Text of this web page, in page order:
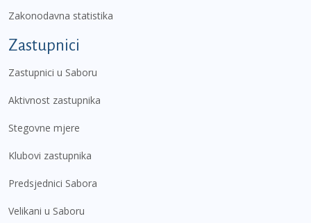
Zakonodavna statistika
Zastupnici
Zastupnici u Saboru
Aktivnost zastupnika
Stegovne mjere
Klubovi zastupnika
Predsjednici Sabora
Velikani u Saboru